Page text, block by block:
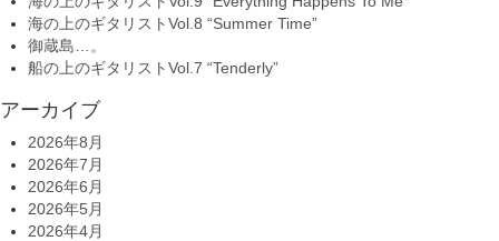
海の上のギタリストVol.8 “Summer Time”
御蔵島…。
船の上のギタリストVol.7 “Tenderly”
アーカイブ
2026年8月
2026年7月
2026年6月
2026年5月
2026年4月